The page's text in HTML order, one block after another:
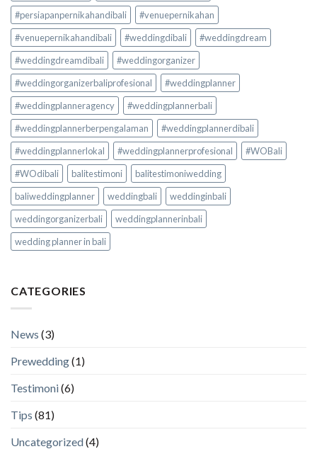
#persiapanpernikahandibali
#venuepernikahan
#venuepernikahandibali
#weddingdibali
#weddingdream
#weddingdreamdibali
#weddingorganizer
#weddingorganizerbaliprofesional
#weddingplanner
#weddingplanneragency
#weddingplannerbali
#weddingplannerberpengalaman
#weddingplannerdibali
#weddingplannerlokal
#weddingplannerprofesional
#WOBali
#WOdibali
balitestimoni
balitestimoniwedding
baliweddingplanner
weddingbali
weddinginbali
weddingorganizerbali
weddingplannerinbali
wedding planner in bali
CATEGORIES
News (3)
Prewedding(1)
Testimoni(6)
Tips (81)
Uncategorized(4)